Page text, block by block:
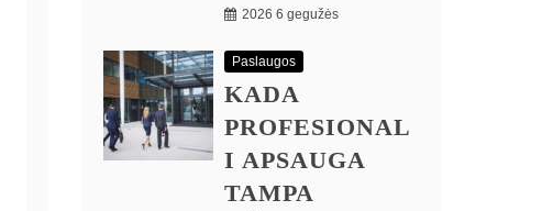
2026 6 gegužės
Paslaugos
KADA
PROFESIONAL
I APSAUGA
TAMPA